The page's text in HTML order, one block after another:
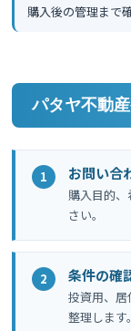
購入後の管理まで
パタヤ不動
お問い合
購入目的
さい。
条件の確
投資用、
整理します。